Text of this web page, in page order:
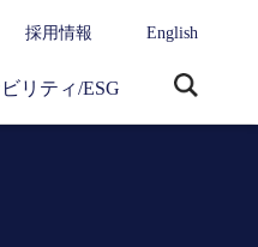
採用情報 English
リティ/ESG